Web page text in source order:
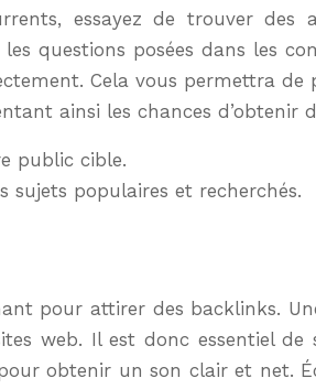
essayez de trouver des
questions posées dans les
Cela vous permettra
ainsi les chances d’obtenir
public cible.
sujets populaires et recherchés.
pour attirer des backlinks.
web. Il est donc essentiel
obtenir un son clair et net.